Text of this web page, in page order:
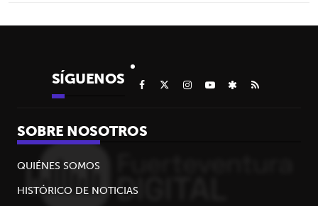
SÍGUENOS
SOBRE NOSOTROS
QUIÉNES SOMOS
HISTÓRICO DE NOTICIAS